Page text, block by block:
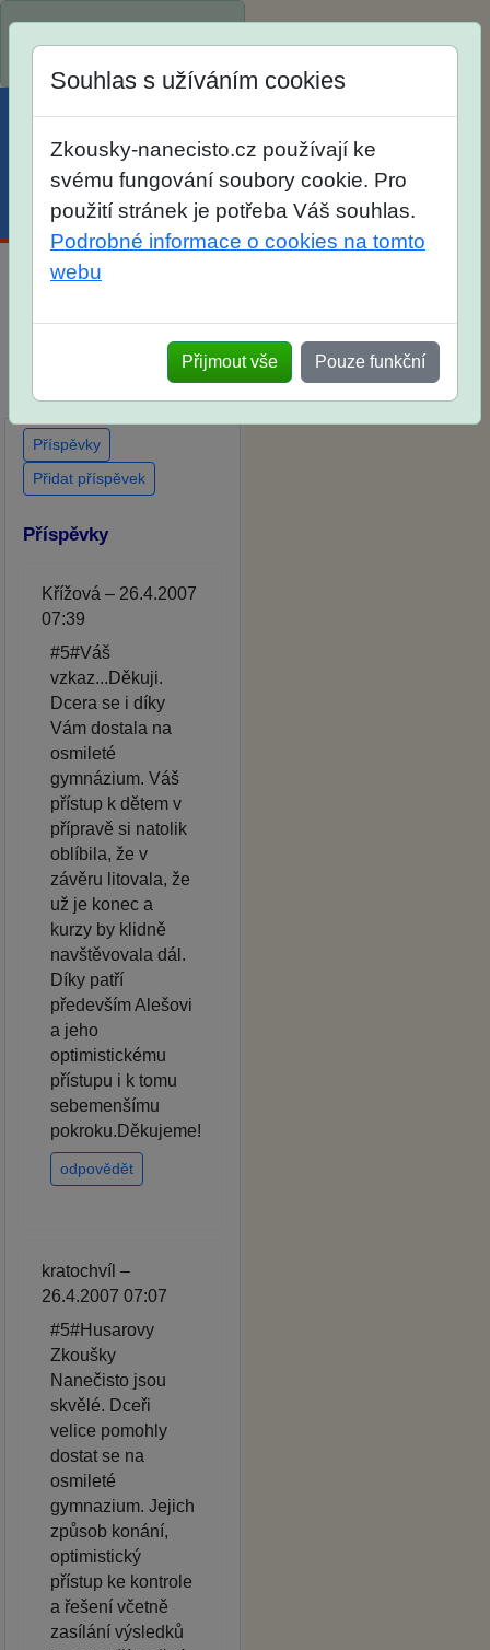
na školní rok 2026/2027!
Menu Účet Košík
zkoušek na SŠ? Vaše
ohlasy po skutečných
přijímacích zkouškách
Souhlas s užíváním cookies
Zkousky-nanecisto.cz používají ke
svému fungování soubory cookie. Pro
použití stránek je potřeba Váš souhlas.
Podrobné informace o cookies na tomto
webu
Přijmout vše Pouze funkční
Příspěvky
Přidat příspěvek
Příspěvky
Křížová – 26.4.2007
07:39
#5#Váš
vzkaz...Děkuji.
Dcera se i díky
Vám dostala na
osmileté
gymnázium. Váš
přístup k dětem v
přípravě si natolik
oblíbila, že v
závěru litovala, že
už je konec a
kurzy by klidně
navštěvovala dál.
Díky patří
především Alešovi
a jeho
optimistickému
přístupu i k tomu
sebemenšímu
pokroku.Děkujeme!
odpovědět
kratochvíl –
26.4.2007 07:07
#5#Husarovy
Zkoušky
Nanečisto jsou
skvělé. Dceři
velice pomohly
dostat se na
osmileté
gymnazium. Jejich
způsob konání,
optimistický
přístup ke kontrole
a řešení včetně
zasílání výsledků